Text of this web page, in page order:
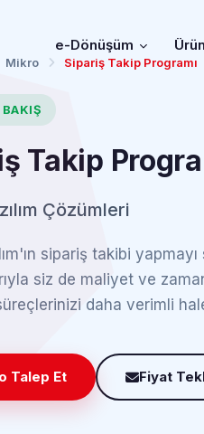
e-Dönüşüm
Mikro Sipariş Takip Programı
BAKIŞ
Takip
Çözümleri
sipariş takibi
siz de maliyet ve
daha verimli
Talep Et Fiyat